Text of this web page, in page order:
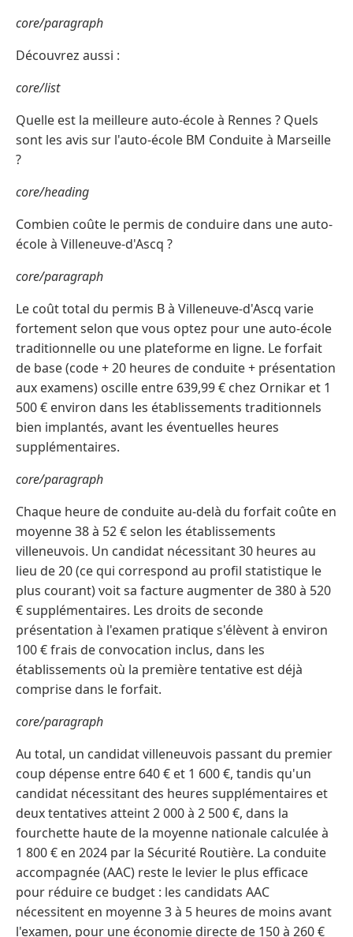
core/paragraph
Découvrez aussi :
core/list
Quelle est la meilleure auto-école à Rennes ? Quels
sont les avis sur l'auto-école BM Conduite à Marseille
?
core/heading
Combien coûte le permis de conduire dans une auto-
école à Villeneuve-d'Ascq ?
core/paragraph
Le coût total du permis B à Villeneuve-d'Ascq varie
fortement selon que vous optez pour une auto-école
traditionnelle ou une plateforme en ligne. Le forfait
de base (code + 20 heures de conduite + présentation
aux examens) oscille entre 639,99 € chez Ornikar et 1
500 € environ dans les établissements traditionnels
bien implantés, avant les éventuelles heures
supplémentaires.
core/paragraph
Chaque heure de conduite au-delà du forfait coûte en
moyenne 38 à 52 € selon les établissements
villeneuvois. Un candidat nécessitant 30 heures au
lieu de 20 (ce qui correspond au profil statistique le
plus courant) voit sa facture augmenter de 380 à 520
€ supplémentaires. Les droits de seconde
présentation à l'examen pratique s'élèvent à environ
100 € frais de convocation inclus, dans les
établissements où la première tentative est déjà
comprise dans le forfait.
core/paragraph
Au total, un candidat villeneuvois passant du premier
coup dépense entre 640 € et 1 600 €, tandis qu'un
candidat nécessitant des heures supplémentaires et
deux tentatives atteint 2 000 à 2 500 €, dans la
fourchette haute de la moyenne nationale calculée à
1 800 € en 2024 par la Sécurité Routière. La conduite
accompagnée (AAC) reste le levier le plus efficace
pour réduire ce budget : les candidats AAC
nécessitent en moyenne 3 à 5 heures de moins avant
l'examen, pour une économie directe de 150 à 260 €